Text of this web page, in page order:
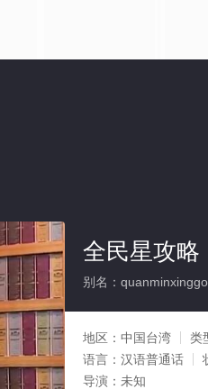
全民星攻略
别名：
地区： 中国台湾 类
语言： 汉语普通话
导演： 未知